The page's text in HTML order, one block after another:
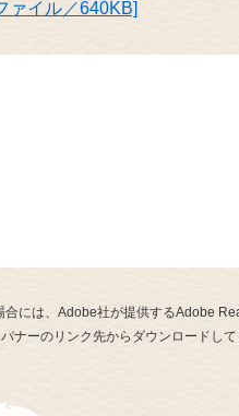
ァイル／640KB]
には、Adobe社が提供するAdobe
ナーのリンク先からダウンロードして